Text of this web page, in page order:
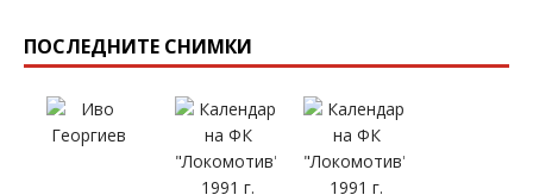
ПОСЛЕДНИТЕ СНИМКИ